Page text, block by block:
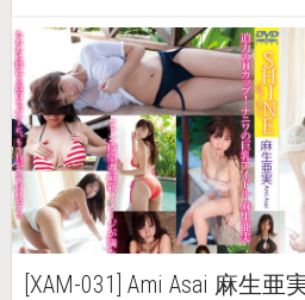
[XAM-031] Ami Asai 麻生亜